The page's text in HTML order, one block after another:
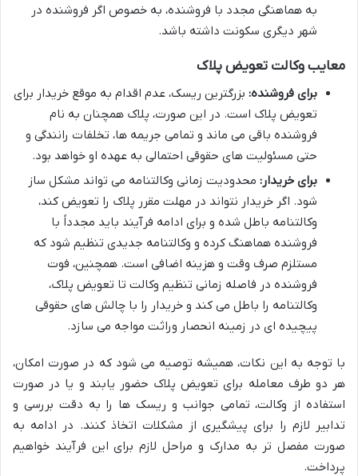
به هماهنگی مجدد با فروشنده، به خصوص اگر فروشنده در
شهر دیگری سکونت داشته باشد.
معایب وکالت تعویض پلاک
برای فروشنده: بزرگترین ریسک، عدم اقدام به موقع خریدار برای
تعویض پلاک است. در این صورت، پلاک همچنان به نام
فروشنده باقی می ماند و تمامی جریمه ها، تخلفات رانندگی و
حتی مسئولیت های حقوقی احتمالی به عهده او خواهد بود.
برای خریدار: محدودیت زمانی وکالتنامه می تواند مشکل ساز
شود. اگر خریدار نتواند در مهلت مقرر پلاک را تعویض کند،
وکالتنامه باطل شده و برای ادامه فرآیند باید مجدداً با
فروشنده هماهنگ کرده و وکالتنامه جدیدی تنظیم شود که
مستلزم صرف وقت و هزینه اضافی است. همچنین، فوت
فروشنده در فاصله زمانی تنظیم وکالت تا تعویض پلاک،
وکالتنامه را باطل می کند و خریدار را با چالش های حقوقی
پیچیده ای در زمینه انحصار وراثت مواجه می سازد.
با توجه به این نکات، همیشه توصیه می شود که در صورت امکان،
هر دو طرف معامله برای تعویض پلاک حضور یابند و یا در صورت
استفاده از وکالت، تمامی جوانب و ریسک ها را به دقت بررسی و
تدابیر لازم را برای پیشگیری از مشکلات اتخاذ کنند. در ادامه به
صورت مفصل تر به مدارک و مراحل لازم برای این فرآیند خواهیم
پرداخت.